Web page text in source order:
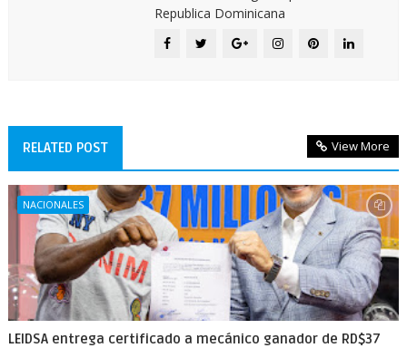
Republica Dominicana
RELATED POST View More
NACIONALES
LEIDSA entrega certificado a mecánico ganador de RD$37